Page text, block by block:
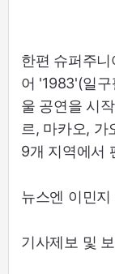
한편 슈퍼주
어 '1983'(일
울 공연을 시
르, 마카오, 가
9개 지역에서
뉴스엔 이민지
기사제보 및